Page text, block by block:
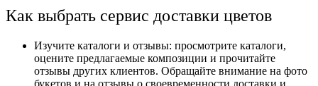
Как выбрать сервис доставки цветов
Изучите каталоги и отзывы: просмотрите каталоги,
оцените предлагаемые композиции и прочитайте
отзывы других клиентов. Обращайте внимание на фото
букетов и на отзывы о своевременности доставки и